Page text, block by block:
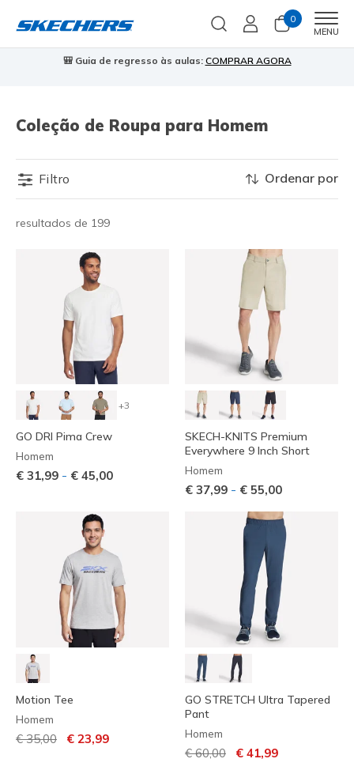
0
MENU
🎒 Guia de regresso às aulas: COMPRAR AGORA
Coleção de Roupa para Homem
Filtro
resultados de 199
Ordenar por
+3
GO DRI Pima Crew
Homem
€ 31,99 - € 45,00
SKECH-KNITS Premium
Everywhere 9 Inch Short
Homem
€ 37,99 - € 55,00
Motion Tee
Homem
Preço com desconto de
€ 35,00 para
€ 23,99
GO STRETCH Ultra Tapered
Pant
Homem
Preço com desconto de
€ 60,00 para
€ 41,99